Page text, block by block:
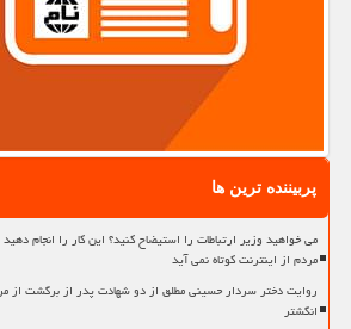
پربیننده ترین ها
می خواهید وزیر ارتباطات را استیضاح کنید؟ این کار را انجام
مردم از اینترنت کوتاه نمی آید
روایت دختر سردار حسینی مطلق از دو شهادت پدر از برگشت از
انگشتر